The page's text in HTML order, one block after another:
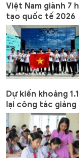
Việt Nam giành 7
tạo quốc tế 2026
Dự kiến khoảng
lại công tác giảng